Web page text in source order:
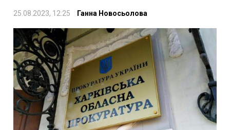
25.08.2023, 12:25 Ганна Новосьолова